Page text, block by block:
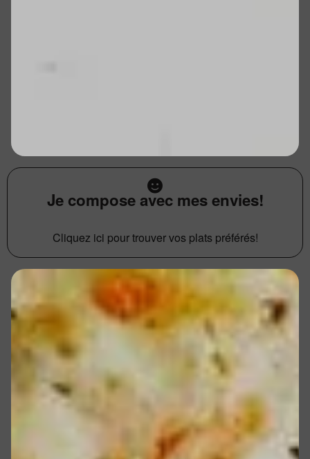
Je compose avec mes envies!
Cliquez ici pour trouver vos plats préférés!